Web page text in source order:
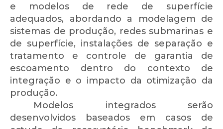
e modelos de rede de superfície
adequados, abordando a modelagem de
sistemas de produção, redes submarinas e
de superfície, instalações de separação e
tratamento e controle de garantia de
escoamento dentro do contexto de
integração e o impacto da otimização da
produção.
Modelos integrados serão
desenvolvidos baseados em casos de